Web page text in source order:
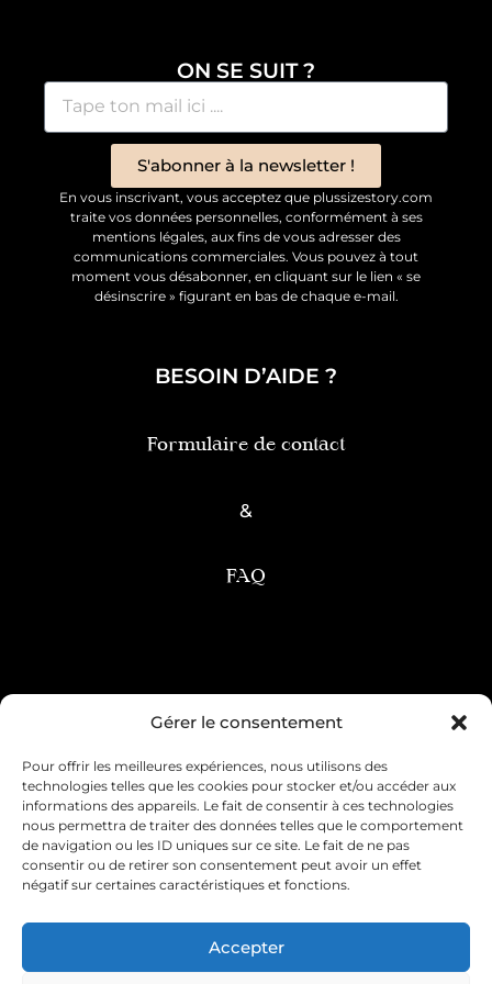
Gérer le consentement
Pour offrir les meilleures expériences, nous utilisons des
technologies telles que les cookies pour stocker et/ou accéder aux
informations des appareils. Le fait de consentir à ces technologies
nous permettra de traiter des données telles que le comportement
de navigation ou les ID uniques sur ce site. Le fait de ne pas
consentir ou de retirer son consentement peut avoir un effet
négatif sur certaines caractéristiques et fonctions.
Accepter
ON SE SUIT ?
S'abonner à la newsletter !
En vous inscrivant, vous acceptez que plussizestory.com
traite vos données personnelles, conformément à ses
mentions légales, aux fins de vous adresser des
communications commerciales. Vous pouvez à tout
moment vous désabonner, en cliquant sur le lien « se
désinscrire » figurant en bas de chaque e-mail.
BESOIN D’AIDE ?
Formulaire de contact
&
FAQ
Condition générale de vente
Mentions légales Livraison & retour
Contact & service client
Politique de cookies (UE)
Déclaration de confidentialité (UE)
Imprint